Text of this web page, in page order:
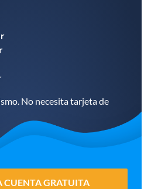
No necesita tarjeta de
CUENTA GRATUITA